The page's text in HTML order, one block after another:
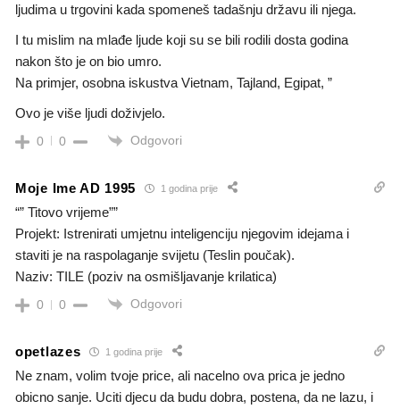
ljudima u trgovini kada spomeneš tadašnju državu ili njega.
I tu mislim na mlađe ljude koji su se bili rodili dosta godina
nakon što je on bio umro.
Na primjer, osobna iskustva Vietnam, Tajland, Egipat, ”
Ovo je više ljudi doživjelo.
0 0 Odgovori
Moje Ime AD 1995 1 godina prije
“” Titovo vrijeme””
Projekt: Istrenirati umjetnu inteligenciju njegovim idejama i
staviti je na raspolaganje svijetu (Teslin poučak).
Naziv: TILE (poziv na osmišljavanje krilatica)
0 0 Odgovori
opetlazes 1 godina prije
Ne znam, volim tvoje price, ali nacelno ova prica je jedno
obicno sanje. Uciti djecu da budu dobra, postena, da ne lazu, i